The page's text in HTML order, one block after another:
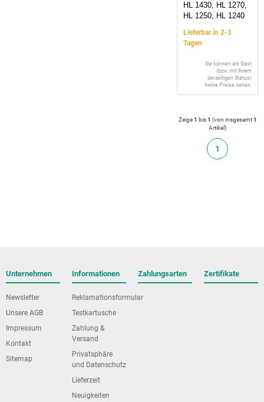
HL 1430, HL 1270,
HL 1250, HL 1240
Lieferbar in 2-3
Tagen
Sie können als Gast
(bzw. mit Ihrem
derzeitigen Status)
keine Preise sehen.
Zeige1 bis1 (von insgesamt1
Artikel)
1
Unternehmen
Newsletter
Unsere AGB
Impressum
Kontakt
Sitemap
Informationen
Reklamationsformular
Testkartusche
Zahlung &
Versand
Privatsphäre
und Datenschutz
Lieferzeit
Neuigkeiten
Zahlungsarten Zertifikate